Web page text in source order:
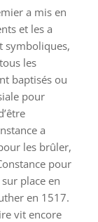
a mis en
et les a
symboliques,
les
baptisés ou
pour
a
les brûler,
pour
place en
en 1517.
vit encore